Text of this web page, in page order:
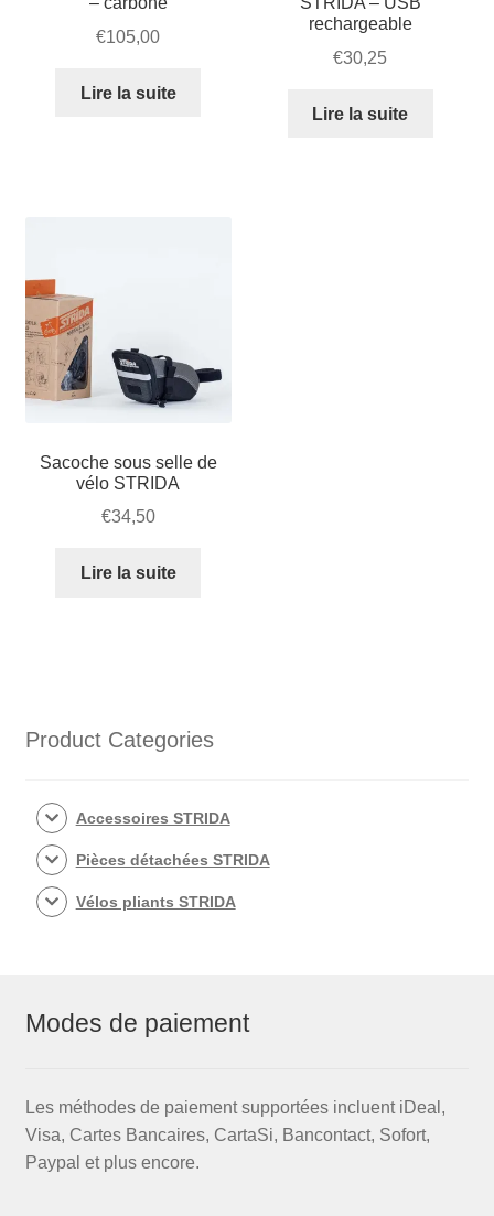
€105,00
Lire la suite
rechargeable
€30,25
Lire la suite
Sacoche sous selle de
vélo STRIDA
€34,50
Lire la suite
Product Categories
Accessoires STRIDA
Pièces détachées STRIDA
Vélos pliants STRIDA
Modes de paiement
Les méthodes de paiement supportées incluent iDeal,
Visa, Cartes Bancaires, CartaSi, Bancontact, Sofort,
Paypal et plus encore.